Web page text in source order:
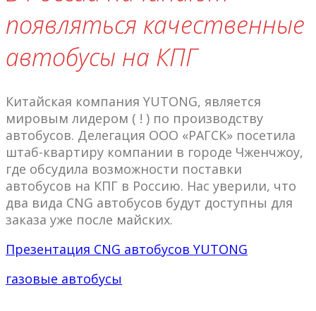
появляться качественные
автобусы на КПГ
Китайская компания YUTONG, является
мировым лидером ( ! ) по производству
автобусов. Делегация ООО «РАГСК» посетила
штаб-квартиру компании в городе Чженчжоу,
где обсудила возможности поставки
автобусов на КПГ в Россию. Нас уверили, что
два вида CNG автобусов будут доступны для
заказа уже после майских.
Презентация CNG автобусов YUTONG
газовые автобусы